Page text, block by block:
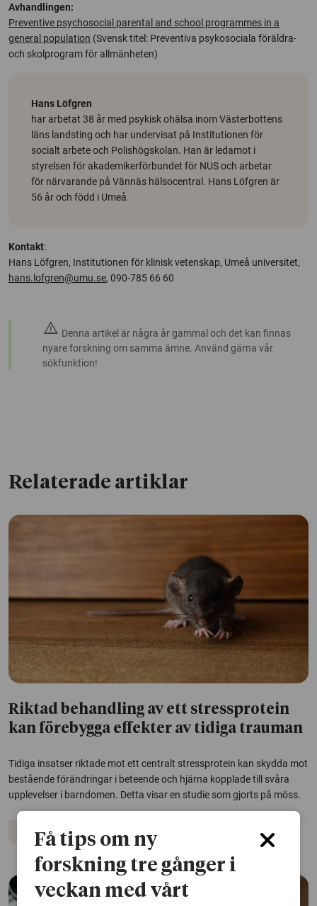
Avhandlingen:
Preventive psychosocial parental and school programmes in a
general population (Svensk titel: Preventiva psykosociala föräldra-
och skolprogram för allmänheten)
Hans Löfgren
har arbetat 38 år med psykisk ohälsa inom Västerbottens
läns landsting och har undervisat på Institutionen för
socialt arbete och Polishögskolan. Han är ledamot i
styrelsen för akademikerförbundet för NUS och arbetar
för närvarande på Vännäs hälsocentral. Hans Löfgren är
56 år och född i Umeå.
Kontakt:
Hans Löfgren, Institutionen för klinisk vetenskap, Umeå universitet,
hans.lofgren@umu.se, 090-785 66 60
warning Denna artikel är några år gammal och det kan finnas
nyare forskning om samma ämne. Använd gärna vår
sökfunktion!
Relaterade artiklar
Riktad behandling av ett stressprotein
kan förebygga effekter av tidiga trauman
Tidiga insatser riktade mot ett centralt stressprotein kan skydda mot
bestående förändringar i beteende och hjärna kopplade till svåra
upplevelser i barndomen. Detta visar en studie som gjorts på möss.
Psykisk hälsa
Få tips om ny
forskning tre gånger i
veckan med vårt